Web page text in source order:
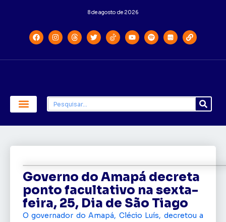
8 de agosto de 2026
Governo do Amapá decreta
ponto facultativo na sexta-
feira, 25, Dia de São Tiago
O governador do Amapá, Clécio Luís, decretou a